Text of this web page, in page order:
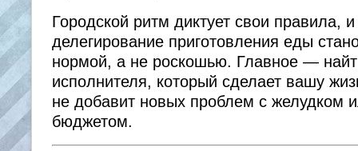
Городской ритм диктует свои правила, и
делегирование приготовления еды
нормой, а не роскошью. Главное —
исполнителя, который сделает вашу
не добавит новых проблем с желудком
бюджетом.